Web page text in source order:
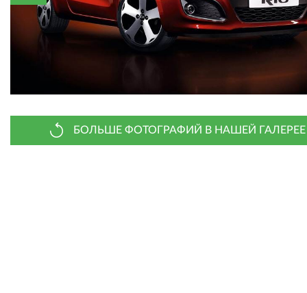
БОЛЬШЕ ФОТОГРАФИЙ В НАШЕЙ ГАЛЕРЕЕ